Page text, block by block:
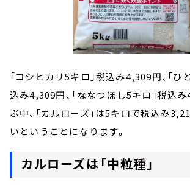
「コシヒカリ5キロ」税込み4,309円、「ひ
込み4,309円、「ななつぼし5キロ」税込
ぶ中、「カルローズ」は5キロで税込み
いということになります。
カルローズは「中粒種」